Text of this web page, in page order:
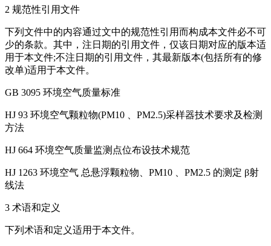
2 规范性引用文件
下列文件中的内容通过文中的规范性引用而构成本文件必不可
少的条款。其中，注日期的引用文件，仅该日期对应的版本适
用于本文件;不注日期的引用文件，其最新版本(包括所有的修
改单)适用于本文件。
GB 3095 环境空气质量标准
HJ 93 环境空气颗粒物(PM10 、PM2.5)采样器技术要求及检测
方法
HJ 664 环境空气质量监测点位布设技术规范
HJ 1263 环境空气 总悬浮颗粒物、PM10 、PM2.5 的测定 β射
线法
3 术语和定义
下列术语和定义适用于本文件。